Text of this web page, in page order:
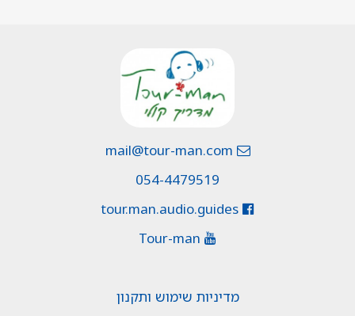
054-4479519
מדיניות שימוש ותקנון